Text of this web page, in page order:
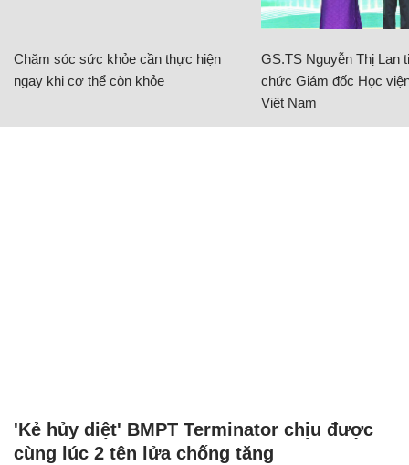
Chăm sóc sức khỏe cần thực hiện
ngay khi cơ thể còn khỏe
GS.TS Nguyễn Thị Lan
chức Giám đốc Học
Việt Nam
'Kẻ hủy diệt' BMPT Terminator chịu được
cùng lúc 2 tên lửa chống tăng